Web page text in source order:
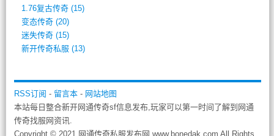
1.76复古传奇(15)
变态传奇(20)
迷失传奇(15)
新开传奇私服 (13)
RSS订阅 - 留言本- 网站地图
本站每日整合新开网通传奇sf信息发布,玩家可以第一时间了解到网通
传奇找服网资讯.
Copyright © 2021 网通传奇私服发布网 www.bonedak.com All Rights